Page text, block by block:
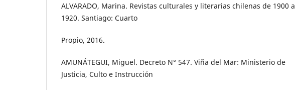
ALVARADO, Marina. Revistas culturales y literarias chilenas de 1900 a
1920. Santiago: Cuarto
Propio, 2016.
AMUNÁTEGUI, Miguel. Decreto N° 547. Viña del Mar: Ministerio de
Justicia, Culto e Instrucción